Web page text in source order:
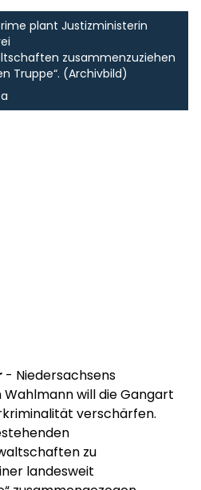
plant Justizministerin
zusammenzuziehen
Truppe“. (Archivbild)
- Niedersachsens
will die Gangart
verschärfen.
zu
landesweit